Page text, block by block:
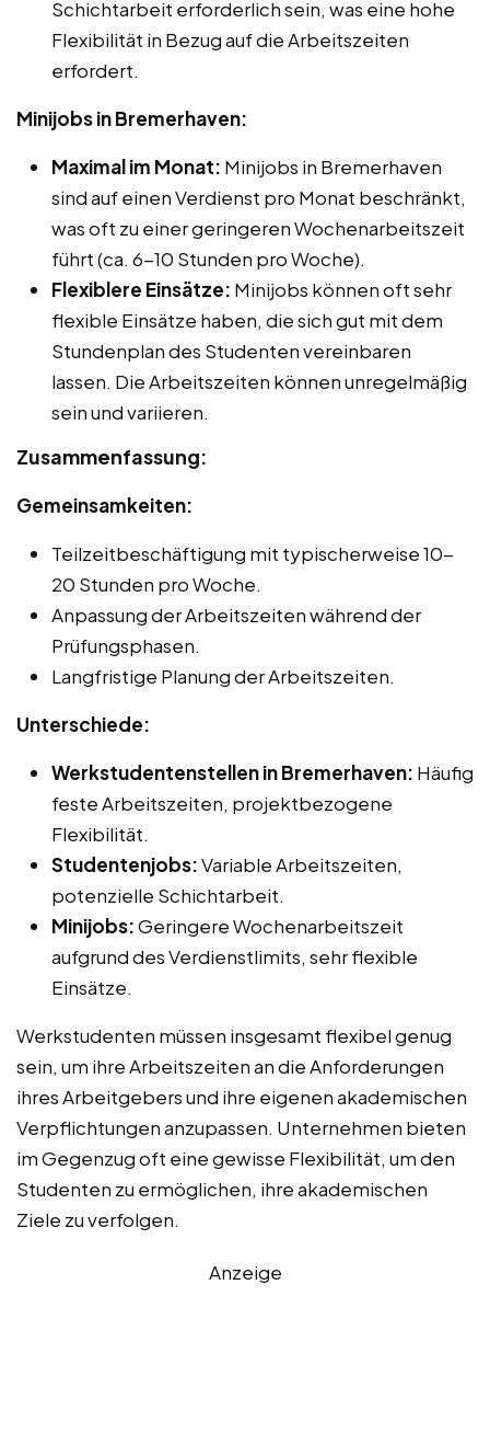
Schichtarbeit erforderlich sein, was eine hohe
Flexibilität in Bezug auf die Arbeitszeiten
erfordert.
Minijobs in Bremerhaven:
Maximal im Monat: Minijobs in Bremerhaven
sind auf einen Verdienst pro Monat beschränkt,
was oft zu einer geringeren Wochenarbeitszeit
führt (ca. 6-10 Stunden pro Woche).
Flexiblere Einsätze: Minijobs können oft sehr
flexible Einsätze haben, die sich gut mit dem
Stundenplan des Studenten vereinbaren
lassen. Die Arbeitszeiten können unregelmäßig
sein und variieren.
Zusammenfassung:
Gemeinsamkeiten:
Teilzeitbeschäftigung mit typischerweise 10-
20 Stunden pro Woche.
Anpassung der Arbeitszeiten während der
Prüfungsphasen.
Langfristige Planung der Arbeitszeiten.
Unterschiede:
Werkstudentenstellen in Bremerhaven: Häufig
feste Arbeitszeiten, projektbezogene
Flexibilität.
Studentenjobs:Variable Arbeitszeiten,
potenzielle Schichtarbeit.
Minijobs:Geringere Wochenarbeitszeit
aufgrund des Verdienstlimits, sehr flexible
Einsätze.
Werkstudenten müssen insgesamt flexibel genug
sein, um ihre Arbeitszeiten an die Anforderungen
ihres Arbeitgebers und ihre eigenen akademischen
Verpflichtungen anzupassen. Unternehmen bieten
im Gegenzug oft eine gewisse Flexibilität, um den
Studenten zu ermöglichen, ihre akademischen
Ziele zu verfolgen.
Anzeige